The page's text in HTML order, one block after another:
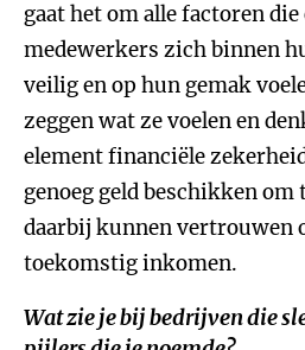
gaat het om alle factoren
medewerkers zich binnen
veilig en op hun gemak
zeggen wat ze voelen en
element financiële
genoeg geld beschikken om
daarbij kunnen vertrouwen
toekomstig inkomen.
Wat zie je bij bedrijven die